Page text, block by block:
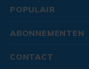
POPULAIR
ABONNEMENTEN
CONTACT